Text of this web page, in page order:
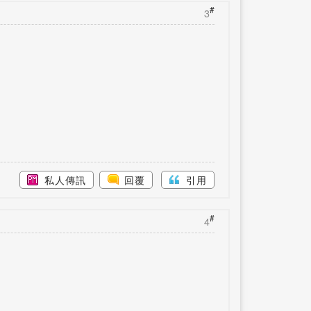
3#
私人傳訊 回覆 引用
4#